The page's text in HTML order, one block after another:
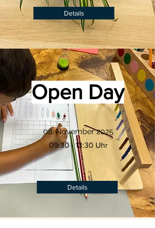
Details
Open Day
08. November 2025
09:30 - 13:30 Uhr
Details